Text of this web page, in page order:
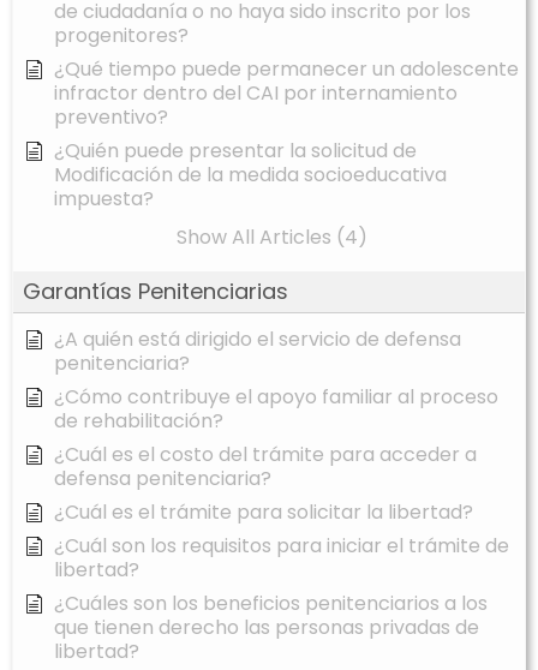
de ciudadanía o no haya sido inscrito por los
progenitores?
¿Qué tiempo puede permanecer un adolescente
infractor dentro del CAI por internamiento
preventivo?
¿Quién puede presentar la solicitud de
Modificación de la medida socioeducativa
impuesta?
Show All Articles (4)
Garantías Penitenciarias
¿A quién está dirigido el servicio de defensa
penitenciaria?
¿Cómo contribuye el apoyo familiar al proceso
de rehabilitación?
¿Cuál es el costo del trámite para acceder a
defensa penitenciaria?
¿Cuál es el trámite para solicitar la libertad?
¿Cuál son los requisitos para iniciar el trámite de
libertad?
¿Cuáles son los beneficios penitenciarios a los
que tienen derecho las personas privadas de
libertad?